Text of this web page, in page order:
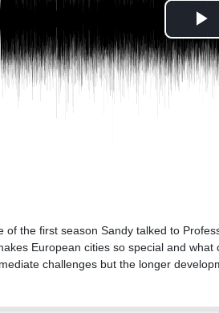
of the first season Sandy talked to
European cities so special and
challenges but the longer